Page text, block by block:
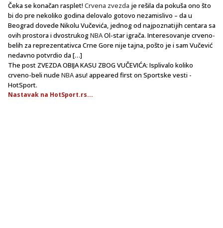
Čeka se konačan rasplet! Crvena zvezda je rešila da pokuša ono što
bi do pre nekoliko godina delovalo gotovo nezamislivo – da u
Beograd dovede Nikolu Vučevića, jednog od najpoznatijih centara sa
ovih prostora i dvostrukogNBAOl-star igrača. Interesovanje crveno-
belih za reprezentativca Crne Gore nije tajna, pošto je i sam Vučević
nedavno potvrdio da […]
The post ZVEZDA OBIJA KASU ZBOG VUČEVIĆA: Isplivalo koliko
crveno-beli nude NBAasu! appeared first on Sportske vesti -
HotSport.
Nastavak na HotSport.rs...